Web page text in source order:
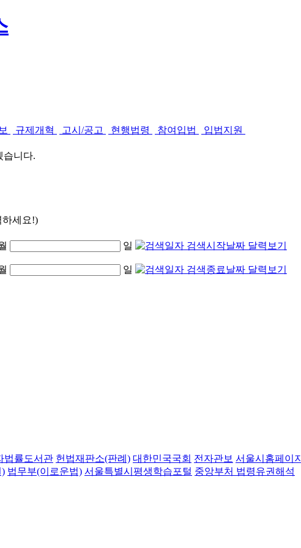
규제개혁 고시/공고 현행법령 참여입법
입법지원
습니다.
하세요!)
일
일
법률도서관 헌법재판소(판례) 대한민국국회 전자관보 서울시홈페이지
) 법무부(이로운법) 서울특별시평생학습포털 중앙부처 법령유권해석